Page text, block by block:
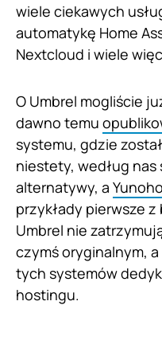
wiele ciekawych
automatykę Home
Nextcloud i wiele
O Umbrel mogliście
dawno temu
systemu, gdzie
niestety, według
alternatywy, a
przykłady pierwsze
Umbrel nie
czymś oryginalnym,
tych systemów
hostingu.